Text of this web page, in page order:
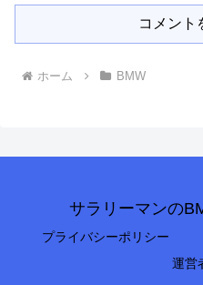
コメント
ホーム BMW
サラリーマンの
プライバシーポリシー
運営